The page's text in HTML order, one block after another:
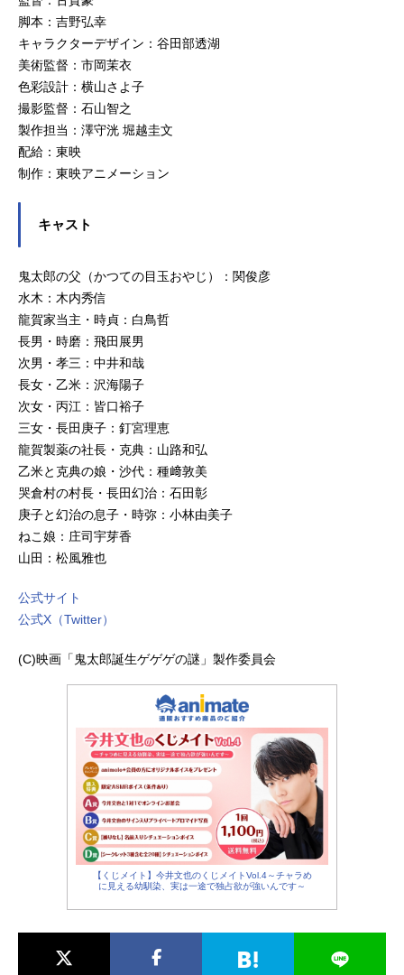
脚本：吉野弘幸
キャラクターデザイン：谷田部透湖
美術監督：市岡茉衣
色彩設計：横山さよ子
撮影監督：石山智之
製作担当：澤守洸 堀越圭文
配給：東映
制作：東映アニメーション
キャスト
鬼太郎の父（かつての目玉おやじ）：関俊彦
水木：木内秀信
龍賀家当主・時貞：白鳥哲
長男・時磨：飛田展男
次男・孝三：中井和哉
長女・乙米：沢海陽子
次女・丙江：皆口裕子
三女・長田庚子：釘宮理恵
龍賀製薬の社長・克典：山路和弘
乙米と克典の娘・沙代：種﨑敦美
哭倉村の村長・長田幻治：石田彰
庚子と幻治の息子・時弥：小林由美子
ねこ娘：庄司宇芽香
山田：松風雅也
公式サイト
公式X（Twitter）
(C)映画「鬼太郎誕生ゲゲゲの謎」製作委員会
【くじメイト】今井文也のくじメイトVol.4～チャラめ
に見える幼馴染、実は一途で独占欲が強いんです～